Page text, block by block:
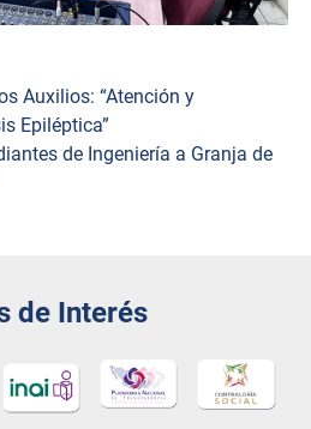
Auxilios: “Atención y
Epiléptica”
de Ingeniería a Granja de
de Interés